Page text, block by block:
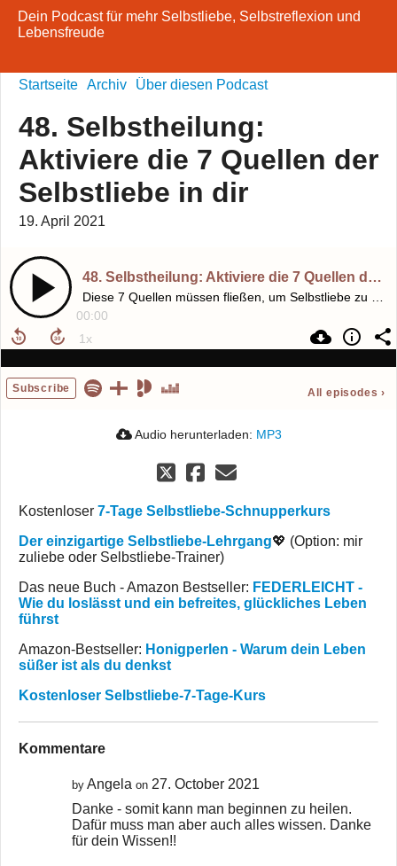
Dein Podcast für mehr Selbstliebe, Selbstreflexion und
Lebensfreude
Startseite Archiv Über diesen Podcast
48. Selbstheilung:
Aktiviere die 7 Quellen der
Selbstliebe in dir
19. April 2021
48. Selbstheilung: Aktiviere die 7 Quellen der Selbstliebe in dir
00:00
Subscribe All episodes ›
Audio herunterladen: MP3
Kostenloser 7-Tage Selbstliebe-Schnupperkurs
Der einzigartige Selbstliebe-Lehrgang💖 (Option: mir
zuliebe oder Selbstliebe-Trainer)
Das neue Buch - Amazon Bestseller: FEDERLEICHT -
Wie du loslässt und ein befreites, glückliches Leben
führst
Amazon-Bestseller: Honigperlen - Warum dein Leben
süßer ist als du denkst
Kostenloser Selbstliebe-7-Tage-Kurs
Kommentare
by Angela on 27. October 2021
Danke - somit kann man beginnen zu heilen.
Dafür muss man aber auch alles wissen. Danke
für dein Wissen!!